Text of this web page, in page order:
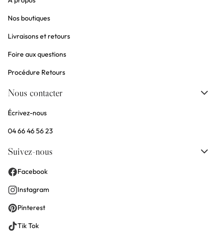
Nos boutiques
Livraisons et retours
Foire aux questions
Procédure Retours
Nous contacter
Écrivez-nous
04 66 46 56 23
Suivez-nous
Facebook
Instagram
Pinterest
Tik Tok